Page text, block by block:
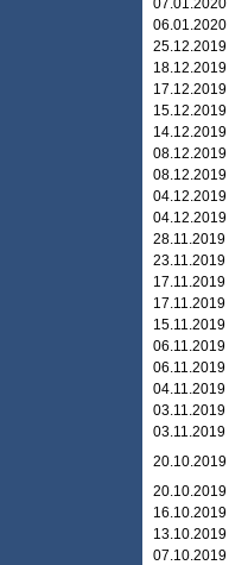
07.01.2020
06.01.2020
25.12.2019
18.12.2019
17.12.2019
15.12.2019
14.12.2019
08.12.2019
08.12.2019
04.12.2019
04.12.2019
28.11.2019
23.11.2019
17.11.2019
17.11.2019
15.11.2019
06.11.2019
06.11.2019
04.11.2019
03.11.2019
03.11.2019
20.10.2019
20.10.2019
16.10.2019
13.10.2019
07.10.2019